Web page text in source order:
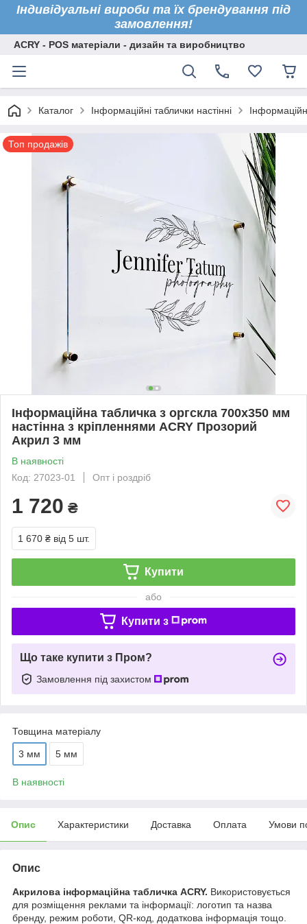
Індивідуальні вироби та їх брендування під
замовлення!
ACRY - POS матеріали - дизайн та виробництво
Каталог Інформаційні таблички настінні
Топ продажів
Інформаційна табличка з оргскла 700х350 мм
настінна з кріпленнями ACRY Прозорий
Акрил 3 мм
В наявності
Код: 27023-01
Опт і роздріб
1 720 ₴
1 670 ₴ від 5 шт.
Купити
або
Купити з
Що таке купити з Пром?
Замовлення під захистом
Товщина матеріалу
3 мм 5 мм
В наявності
Опис Характеристики Доставка Оплата Умови
Опис
Акрилова інформаційна табличка ACRY. Використовується
для розміщення реклами та інформації: логотип та назва
бренду, режим роботи, QR-код, додаткова інформація тощо.